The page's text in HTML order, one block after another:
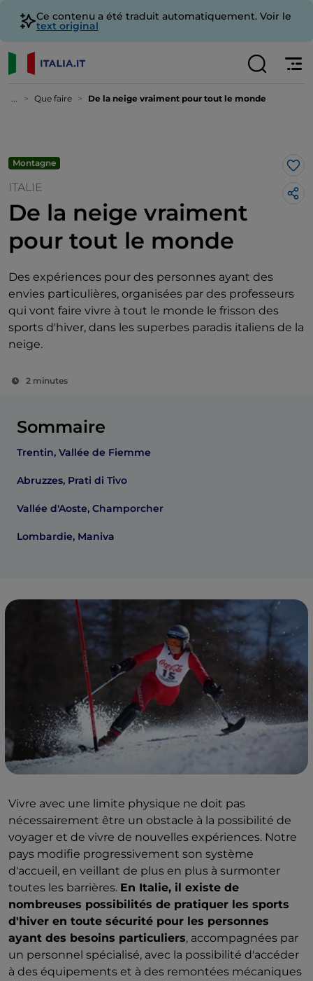
Ce contenu a été traduit automatiquement. Voir le
text original
... Que faire De la neige vraiment pour tout le monde
Montagne
ITALIE
De la neige vraiment
pour tout le monde
Des expériences pour des personnes ayant des
envies particulières, organisées par des professeurs
qui vont faire vivre à tout le monde le frisson des
sports d'hiver, dans les superbes paradis italiens de la
neige.
2 minutes
Sommaire
Trentin, Vallée de Fiemme
Abruzzes, Prati di Tivo
Vallée d'Aoste, Champorcher
Lombardie, Maniva
Vivre avec une limite physique ne doit pas
nécessairement être un obstacle à la possibilité de
voyager et de vivre de nouvelles expériences. Notre
pays modifie progressivement son système
d'accueil, en veillant de plus en plus à surmonter
toutes les barrières. En Italie, il existe de
nombreuses possibilités de pratiquer les sports
d'hiver en toute sécurité pour les personnes
ayant des besoins particuliers, accompagnées par
un personnel spécialisé, avec la possibilité d'accéder
à des équipements et à des remontées mécaniques